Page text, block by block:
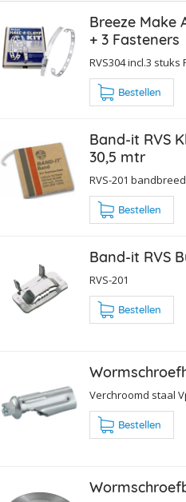
Breeze Make
+ 3 Fasteners
RVS304 incl.3 stuks
Bestellen
Band-it RVS
30,5 mtr
RVS-201
Bestellen
Band-it RVS
RVS-201
Bestellen
Verchroomd staal
Bestellen